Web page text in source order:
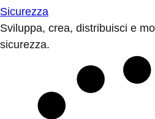
Sicurezza
Sviluppa, crea, distribuisci e
sicurezza.